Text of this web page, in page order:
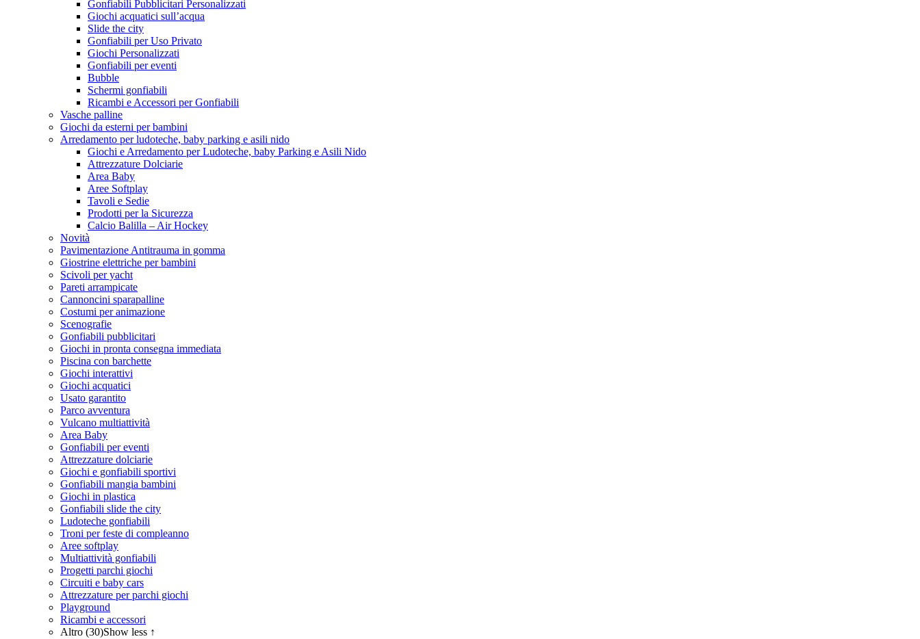
Gonfiabili Pubblicitari Personalizzati
Giochi acquatici sull’acqua
Slide the city
Gonfiabili per Uso Privato
Giochi Personalizzati
Gonfiabili per eventi
Bubble
Schermi gonfiabili
Ricambi e Accessori per Gonfiabili
Vasche palline
Giochi da esterni per bambini
Arredamento per ludoteche, baby parking e asili nido
Giochi e Arredamento per Ludoteche, baby Parking e Asili Nido
Attrezzature Dolciarie
Area Baby
Aree Softplay
Tavoli e Sedie
Prodotti per la Sicurezza
Calcio Balilla – Air Hockey
Novità
Pavimentazione Antitrauma in gomma
Giostrine elettriche per bambini
Scivoli per yacht
Pareti arrampicate
Cannoncini sparapalline
Costumi per animazione
Scenografie
Gonfiabili pubblicitari
Giochi in pronta consegna immediata
Piscina con barchette
Giochi interattivi
Giochi acquatici
Usato garantito
Parco avventura
Vulcano multiattività
Area Baby
Gonfiabili per eventi
Attrezzature dolciarie
Giochi e gonfiabili sportivi
Gonfiabili mangia bambini
Giochi in plastica
Gonfiabili slide the city
Ludoteche gonfiabili
Troni per feste di compleanno
Aree softplay
Multiattività gonfiabili
Progetti parchi giochi
Circuiti e baby cars
Attrezzature per parchi giochi
Playground
Ricambi e accessori
Altro (30)Show less ↑